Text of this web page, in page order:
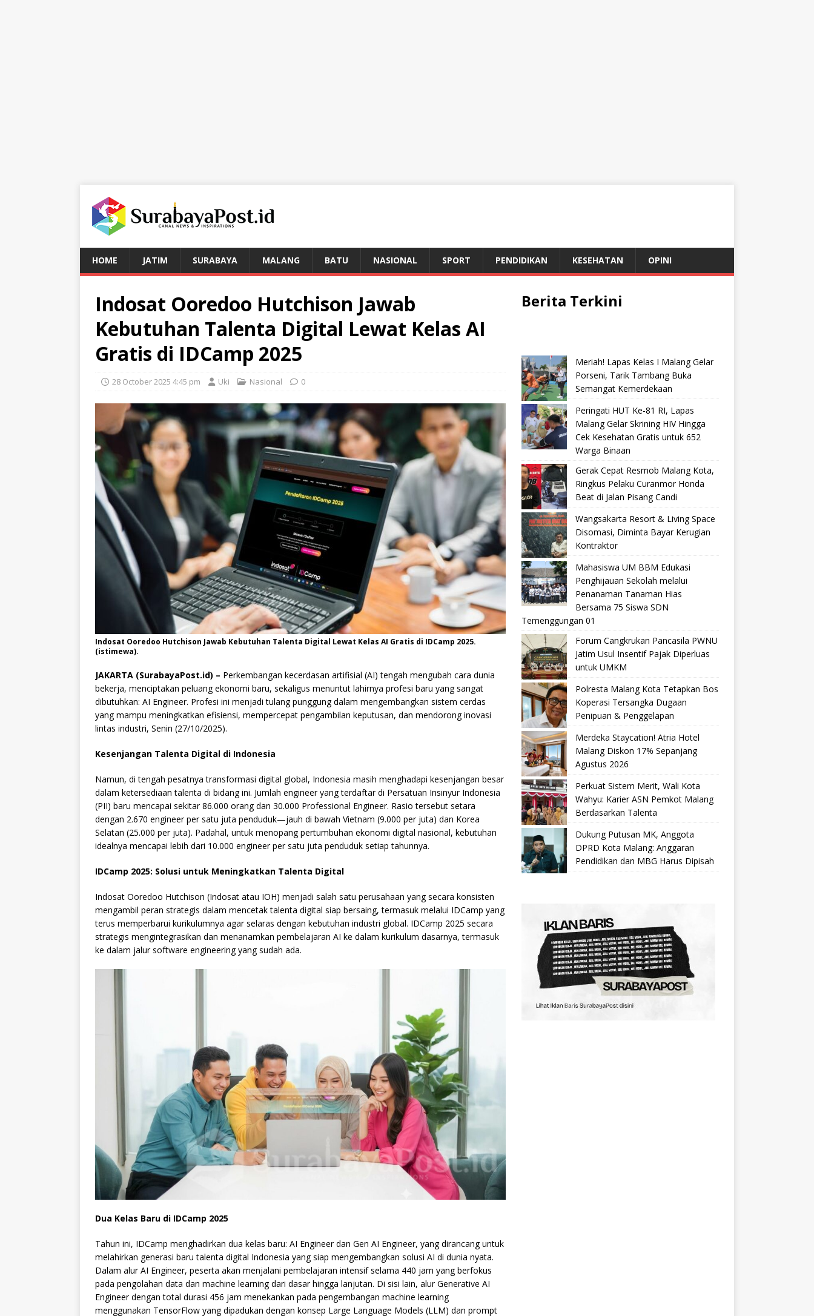
HOME JATIM SURABAYA MALANG BATU NASIONAL SPORT PENDIDIKAN KESEHATAN OPINI
Indosat Ooredoo Hutchison Jawab
Kebutuhan Talenta Digital Lewat Kelas AI
Gratis di IDCamp 2025
28 October 2025 4:45 pm Uki Nasional 0
Indosat Ooredoo Hutchison Jawab Kebutuhan Talenta Digital Lewat Kelas AI Gratis di IDCamp 2025.
(istimewa).
JAKARTA (SurabayaPost.id) – Perkembangan kecerdasan artifisial (AI) tengah mengubah cara dunia
bekerja, menciptakan peluang ekonomi baru, sekaligus menuntut lahirnya profesi baru yang sangat
dibutuhkan: AI Engineer. Profesi ini menjadi tulang punggung dalam mengembangkan sistem cerdas
yang mampu meningkatkan efisiensi, mempercepat pengambilan keputusan, dan mendorong inovasi
lintas industri, Senin (27/10/2025).
Kesenjangan Talenta Digital di Indonesia
Namun, di tengah pesatnya transformasi digital global, Indonesia masih menghadapi kesenjangan besar
dalam ketersediaan talenta di bidang ini. Jumlah engineer yang terdaftar di Persatuan Insinyur Indonesia
(PII) baru mencapai sekitar 86.000 orang dan 30.000 Professional Engineer. Rasio tersebut setara
dengan 2.670 engineer per satu juta penduduk—jauh di bawah Vietnam (9.000 per juta) dan Korea
Selatan (25.000 per juta). Padahal, untuk menopang pertumbuhan ekonomi digital nasional, kebutuhan
idealnya mencapai lebih dari 10.000 engineer per satu juta penduduk setiap tahunnya.
IDCamp 2025: Solusi untuk Meningkatkan Talenta Digital
Indosat Ooredoo Hutchison (Indosat atau IOH) menjadi salah satu perusahaan yang secara konsisten
mengambil peran strategis dalam mencetak talenta digital siap bersaing, termasuk melalui IDCamp yang
terus memperbarui kurikulumnya agar selaras dengan kebutuhan industri global. IDCamp 2025 secara
strategis mengintegrasikan dan menanamkan pembelajaran AI ke dalam kurikulum dasarnya, termasuk
ke dalam jalur software engineering yang sudah ada.
Dua Kelas Baru di IDCamp 2025
Tahun ini, IDCamp menghadirkan dua kelas baru: AI Engineer dan Gen AI Engineer, yang dirancang untuk
melahirkan generasi baru talenta digital Indonesia yang siap mengembangkan solusi AI di dunia nyata.
Dalam alur AI Engineer, peserta akan menjalani pembelajaran intensif selama 440 jam yang berfokus
pada pengolahan data dan machine learning dari dasar hingga lanjutan. Di sisi lain, alur Generative AI
Engineer dengan total durasi 456 jam menekankan pada pengembangan machine learning
menggunakan TensorFlow yang dipadukan dengan konsep Large Language Models (LLM) dan prompt
Berita Terkini
Meriah! Lapas Kelas I Malang Gelar
Porseni, Tarik Tambang Buka
Semangat Kemerdekaan
Peringati HUT Ke-81 RI, Lapas
Malang Gelar Skrining HIV Hingga
Cek Kesehatan Gratis untuk 652
Warga Binaan
Gerak Cepat Resmob Malang Kota,
Ringkus Pelaku Curanmor Honda
Beat di Jalan Pisang Candi
Wangsakarta Resort & Living Space
Disomasi, Diminta Bayar Kerugian
Kontraktor
Mahasiswa UM BBM Edukasi
Penghijauan Sekolah melalui
Penanaman Tanaman Hias
Bersama 75 Siswa SDN
Temenggungan 01
Forum Cangkrukan Pancasila PWNU
Jatim Usul Insentif Pajak Diperluas
untuk UMKM
Polresta Malang Kota Tetapkan Bos
Koperasi Tersangka Dugaan
Penipuan & Penggelapan
Merdeka Staycation! Atria Hotel
Malang Diskon 17% Sepanjang
Agustus 2026
Perkuat Sistem Merit, Wali Kota
Wahyu: Karier ASN Pemkot Malang
Berdasarkan Talenta
Dukung Putusan MK, Anggota
DPRD Kota Malang: Anggaran
Pendidikan dan MBG Harus Dipisah